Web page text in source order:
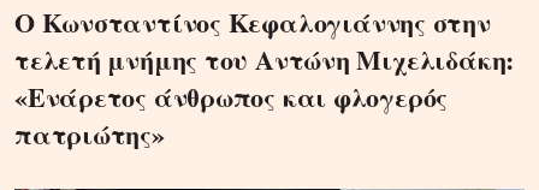
Ο Κωνσταντίνος Κεφαλογιάννης στην
τελετή μνήμης του Αντώνη Μιχελιδάκη:
«Ενάρετος άνθρωπος και φλογερός
πατριώτης»